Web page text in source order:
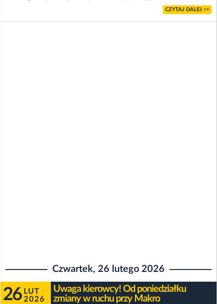
CZYTAJ DALEJ >>
Czwartek, 26 lutego 2026
26 LUT
2026
Uwaga kierowcy! Od poniedziałku
zmiany w ruchu przy Makro